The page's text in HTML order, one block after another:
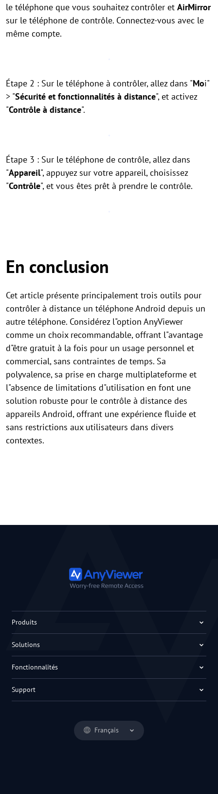
le téléphone que vous souhaitez contrôler et AirMirror
sur le téléphone de contrôle. Connectez-vous avec le
même compte.
Étape 2 : Sur le téléphone à contrôler, allez dans "Moi"
> "Sécurité et fonctionnalités à distance", et activez
"Contrôle à distance".
Étape 3 : Sur le téléphone de contrôle, allez dans
"Appareil", appuyez sur votre appareil, choisissez
"Contrôle", et vous êtes prêt à prendre le contrôle.
En conclusion
Cet article présente principalement trois outils pour
contrôler à distance un téléphone Android depuis un
autre téléphone. Considérez l"option AnyViewer
comme un choix recommandable, offrant l"avantage
d"être gratuit à la fois pour un usage personnel et
commercial, sans contraintes de temps. Sa
polyvalence, sa prise en charge multiplateforme et
l"absence de limitations d"utilisation en font une
solution robuste pour le contrôle à distance des
appareils Android, offrant une expérience fluide et
sans restrictions aux utilisateurs dans divers
contextes.
Français
Produits
Solutions
Fonctionnalités
Support